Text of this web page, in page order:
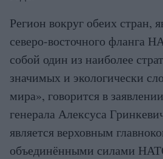
Регион вокруг обеих стран,
северо-восточного фланга
собой один из наиболее
значимых и экологически
мира», говорится в
генерала Алексуса
является верховным
объединёнными силами